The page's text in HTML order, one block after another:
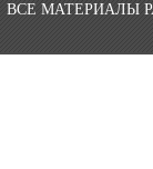
ВСЕ МАТЕРИАЛЫ